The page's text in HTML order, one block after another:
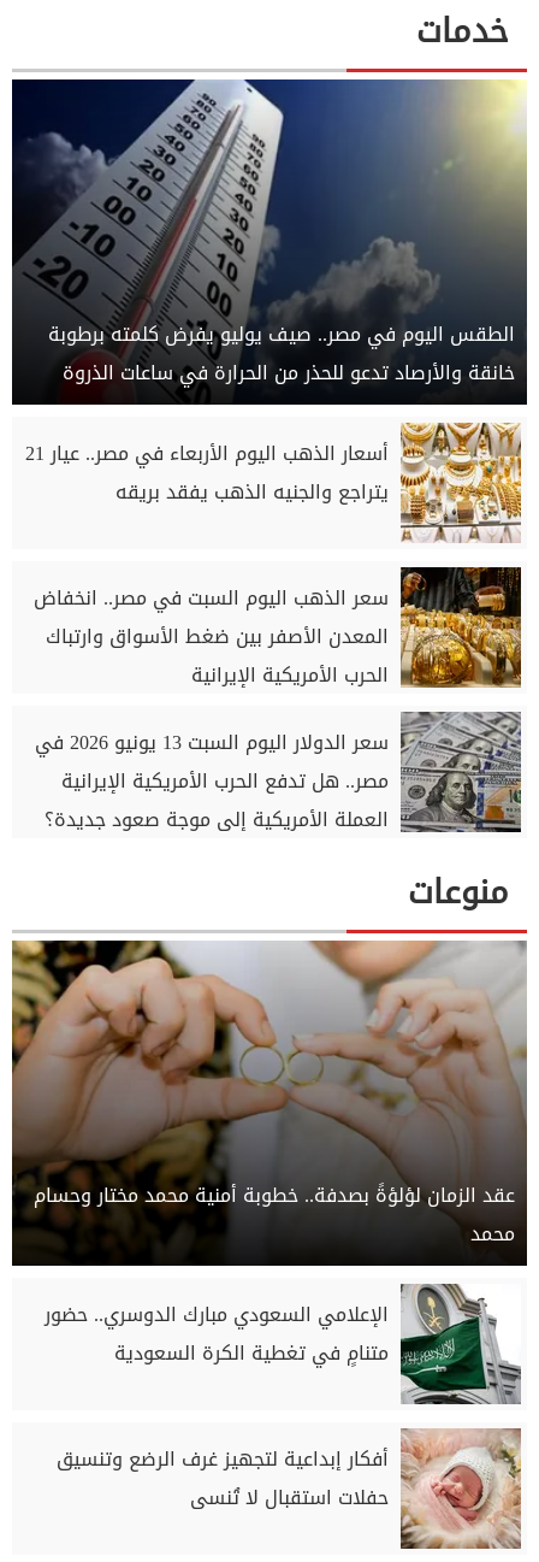
خدمات
الطقس اليوم في مصر.. صيف يوليو يفرض كلمته برطوبة
خانقة والأرصاد تدعو للحذر من الحرارة في ساعات الذروة
أسعار الذهب اليوم الأربعاء في مصر.. عيار 21
يتراجع والجنيه الذهب يفقد بريقه
سعر الذهب اليوم السبت في مصر.. انخفاض
المعدن الأصفر بين ضغط الأسواق وارتباك
الحرب الأمريكية الإيرانية
سعر الدولار اليوم السبت 13 يونيو 2026 في
مصر.. هل تدفع الحرب الأمريكية الإيرانية
العملة الأمريكية إلى موجة صعود جديدة؟
منوعات
عقد الزمان لؤلؤةً بصدفة.. خطوبة أمنية محمد مختار وحسام
محمد
الإعلامي السعودي مبارك الدوسري.. حضور
متنامٍ في تغطية الكرة السعودية
أفكار إبداعية لتجهيز غرف الرضع وتنسيق
حفلات استقبال لا تُنسى